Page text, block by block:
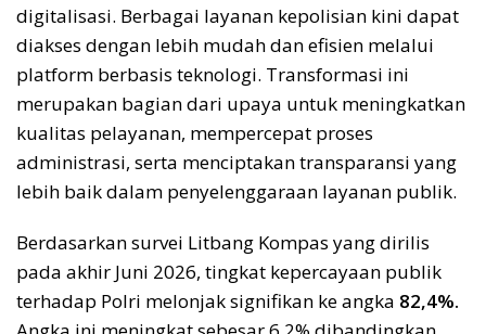
digitalisasi. Berbagai layanan kepolisian kini dapat
diakses dengan lebih mudah dan efisien melalui
platform berbasis teknologi. Transformasi ini
merupakan bagian dari upaya untuk meningkatkan
kualitas pelayanan, mempercepat proses
administrasi, serta menciptakan transparansi yang
lebih baik dalam penyelenggaraan layanan publik.
Berdasarkan survei Litbang Kompas yang dirilis
pada akhir Juni 2026, tingkat kepercayaan publik
terhadap Polri melonjak signifikan ke angka 82,4%.